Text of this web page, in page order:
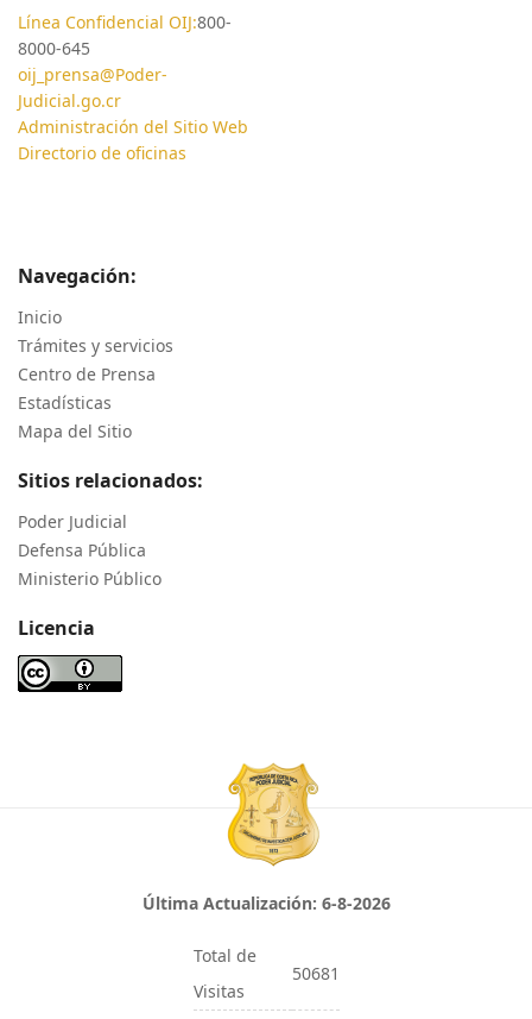
Línea Confidencial OIJ:800-
8000-645
oij_prensa@Poder-
Judicial.go.cr
Administración del Sitio Web
Directorio de oficinas
Navegación:
Inicio
Trámites y servicios
Centro de Prensa
Estadísticas
Mapa del Sitio
Sitios relacionados:
Poder Judicial
Defensa Pública
Ministerio Público
Licencia
Última Actualización: 6-8-2026
Total de
Visitas
50681